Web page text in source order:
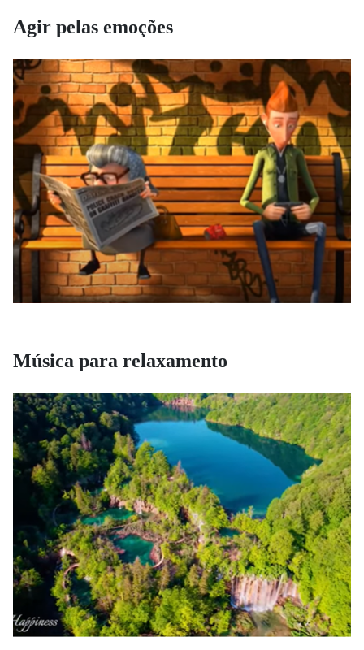
Agir pelas emoções
Música para relaxamento